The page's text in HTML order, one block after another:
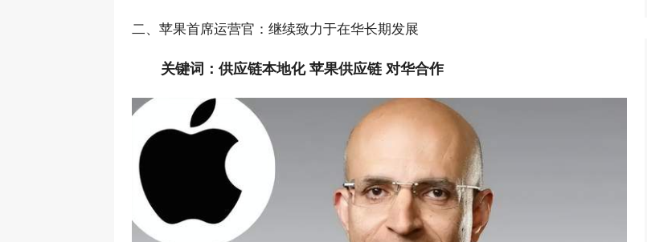
二、苹果首席运营官：继续致力于在华长期发展
关键词：供应链本地化 苹果供应链 对华合作